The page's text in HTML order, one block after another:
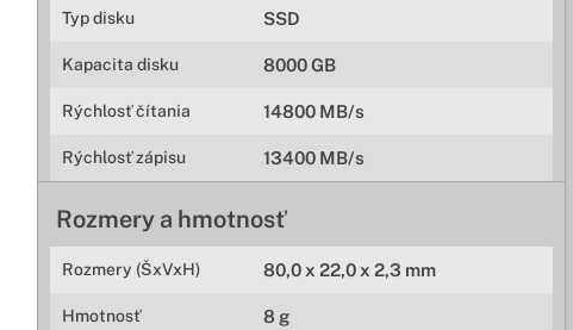
Typ disku SSD
Kapacita disku 8000 GB
Rýchlosť čítania 14800 MB/s
Rýchlosť zápisu 13400 MB/s
Rozmery a hmotnosť
Rozmery (ŠxVxH) 80,0 x 22,0 x 2,3 mm
Hmotnosť 8 g